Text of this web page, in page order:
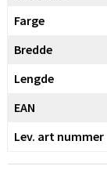
Farge
Bredde
Lengde
EAN
Lev. art nummer